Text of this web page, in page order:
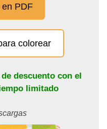
PDF
colorear
descuento con el
limitado